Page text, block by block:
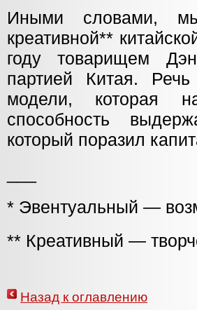
Иными словами,
креативной**
году товарищем
партией Китая.
модели, которая
способность
который поразил
* Эвентуальный —
** Креативный —
Назад к оглавлению